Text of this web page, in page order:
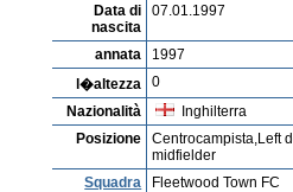
Data di
nascita
07.01.1997
annata
1997
l�altezza
0
Nazionalità
Inghilterra
Posizione
Centrocampista,Left
midfielder
Squadra
Fleetwood Town FC